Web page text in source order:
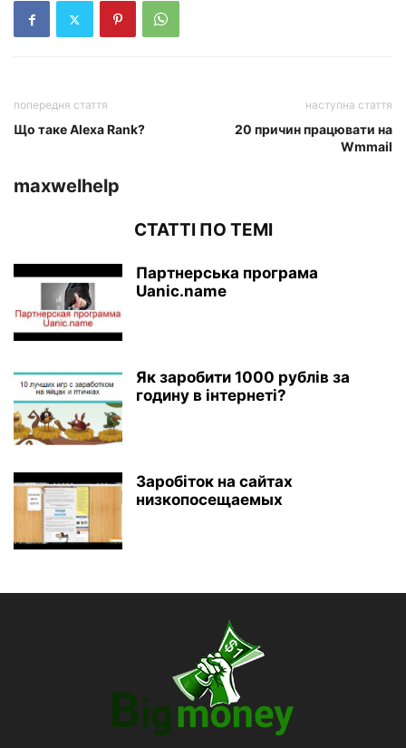
попередня стаття
Що таке Alexa Rank?
наступна стаття
20 причин працювати на
Wmmail
maxwelhelp
СТАТТІ ПО ТЕМІ
Партнерська програма
Uanic.name
Як заробити 1000 рублів за
годину в інтернеті?
Заробіток на сайтах
низкопосещаемых